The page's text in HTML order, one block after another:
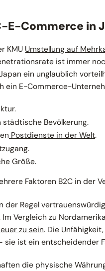
E-Commerce in
KMU Umstellung auf
ist immer
ein unglaublich
ein E-Commerce-
Bevölkerung.
Postdienste in der Welt.
Größe.
Faktoren B2C in der
der Regel
Vergleich zu
zu sein. Die
sie ist ein entscheidender
die physische